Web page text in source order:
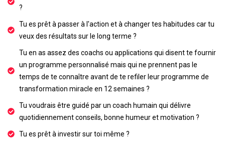
?
Tu es prêt à passer à l'action et à changer tes habitudes car tu
veux des résultats sur le long terme ?
Tu en as assez des coachs ou applications qui disent te fournir
un programme personnalisé mais qui ne prennent pas le
temps de te connaître avant de te refiler leur programme de
transformation miracle en 12 semaines ?
Tu voudrais être guidé par un coach humain qui délivre
quotidiennement conseils, bonne humeur et motivation ?
Tu es prêt à investir sur toi même ?